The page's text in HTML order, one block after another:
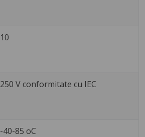
10
250 V conformitate cu IEC
-40-85 oC